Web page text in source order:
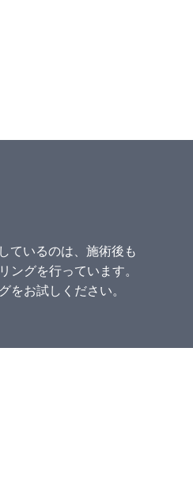
ているのは、施術後も
ングを行っています。
をお試しください。